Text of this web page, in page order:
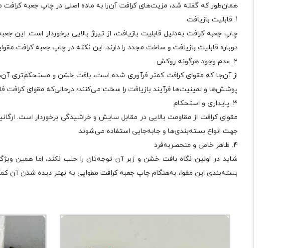
همان‌طور که گفته شد، مزیت‌های کرافت آن‌را به ماده اصلی در چاپ جعبه کرافت
1. قابلیت بازیافت
دوباره قابلیت بازیافت و ساخت مجدد را دارند. این نکته در چاپ جعبه کرافت
2. عدم وجود هرگونه روکش
از آن‌جا که مقوای کرافت کمتر فرآوری شده است، بافت خشن و مستحکم‌تری
پوشش‌ها و لمینیت‌ها فرآیند بازیافت را سخت می‌کنند؛ درحالی‌که مقوای
3. پایداری و استحکام
مقوای کرافت از مقاومت بالایی در مقابل سایش و خراشیدگی برخوردار است.
جهت انواع بسته‌بندی‌ها و جابه‌جایی استفاده می‌شوند.
4. ظاهر خاص و منحصربه‌فرد
شاید در اولین نگاه بافت خشن و زبر آن توجه‌تان را جلب نکند، اما همین
بسته‌بندی این مقوا، به‌هنگام چاپ جعبه کرافت مقوایی به بهتر دیده شدن آن